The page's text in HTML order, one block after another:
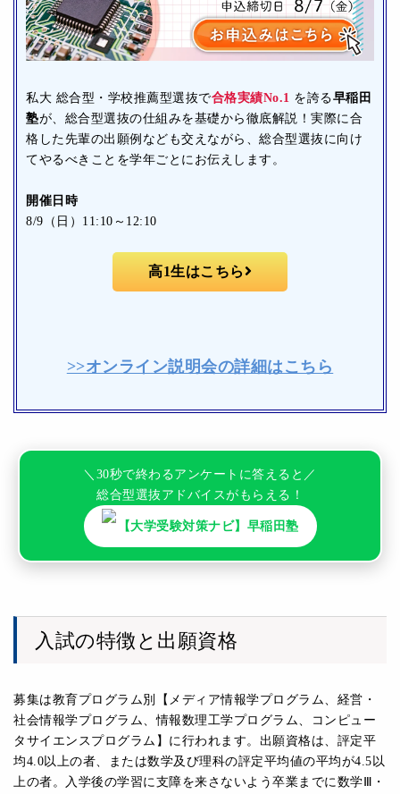
私大 総合型・学校推薦型選抜で合格実績No.1 を誇る早稲田
塾が、総合型選抜の仕組みを基礎から徹底解説！実際に合
格した先輩の出願例なども交えながら、総合型選抜に向け
てやるべきことを学年ごとにお伝えします。
開催日時
8/9（日）11:10～12:10
高1生はこちら
>>オンライン説明会の詳細はこちら
＼30秒で終わるアンケートに答えると／
総合型選抜アドバイスがもらえる！
【大学受験対策ナビ】早稲田塾
入試の特徴と出願資格
募集は教育プログラム別【メディア情報学プログラム、経営・
社会情報学プログラム、情報数理工学プログラム、コンピュー
タサイエンスプログラム】に行われます。出願資格は、評定平
均4.0以上の者、または数学及び理科の評定平均値の平均が4.5以
上の者。入学後の学習に支障を来さないよう卒業までに数学Ⅲ・